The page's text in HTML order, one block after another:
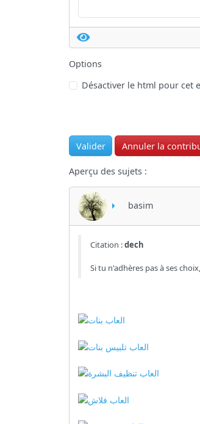
Options
Désactiver le html pour cet
Aperçu des sujets :
basim
Citation :dech
Si tu n'adhères pas à ses